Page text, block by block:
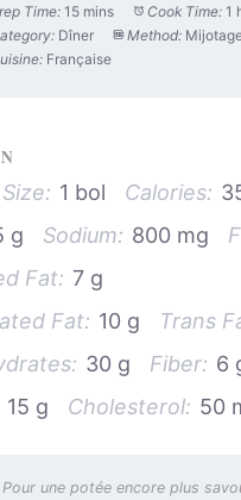
Time: 15 mins Cook Time: 1
Dîner Method:
Française
1 bol Calories:
g Sodium: 800 mg
Fat: 7 g
Fat: 10 g Trans
30 g Fiber: 6
15 g Cholesterol: 50
Pour une potée encore plus